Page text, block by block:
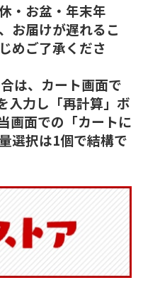
・お盆・年末年
お届けが遅れるこ
めご了承くださ
は、カート画面で
入力し「再計算」ボ
画面での「カートに
選択は1個で結構で